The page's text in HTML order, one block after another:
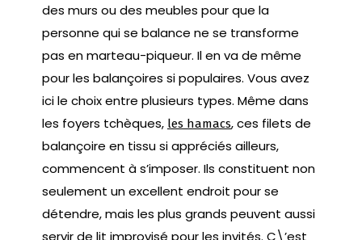
des murs ou des meubles pour que la
personne qui se balance ne se transforme
pas en marteau-piqueur. Il en va de même
pour les balançoires si populaires. Vous avez
ici le choix entre plusieurs types. Même dans
les foyers tchèques, les hamacs, ces filets de
balançoire en tissu si appréciés ailleurs,
commencent à s’imposer. Ils constituent non
seulement un excellent endroit pour se
détendre, mais les plus grands peuvent aussi
servir de lit improvisé pour les invités. C\’est